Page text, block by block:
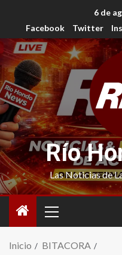
6 de
Facebook
Twitter
Río
Las Noticias de
Inicio
BITACORA